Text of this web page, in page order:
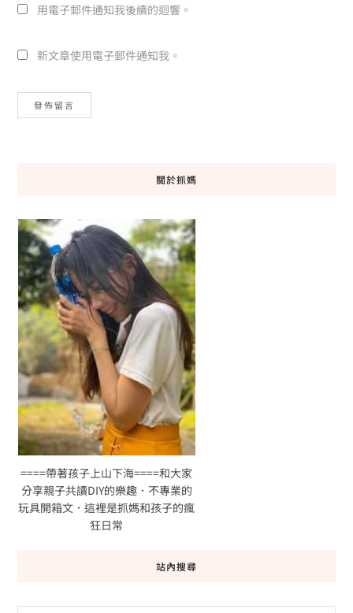
用電子郵件通知我後續的迴響。
新文章使用電子郵件通知我。
關於抓媽
====帶著孩子上山下海====和大家
分享親子共讀DIY的樂趣．不專業的
玩具開箱文．這裡是抓媽和孩子的瘋
狂日常
站內搜尋